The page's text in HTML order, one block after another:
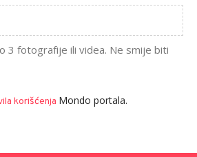
3 fotografije ili videa. Ne smije biti
korišćenja Mondo portala.